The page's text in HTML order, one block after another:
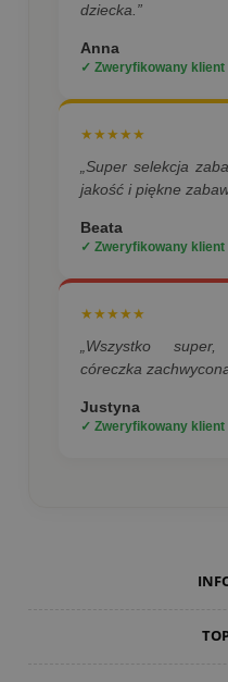
dziecka.”
Anna
✓ Zweryfikowany klient
★★★★★
„Super selekcja
jakość i piękne
Beata
✓ Zweryfikowany klient
★★★★★
„Wszystko
córeczka
Justyna
✓ Zweryfikowany klient